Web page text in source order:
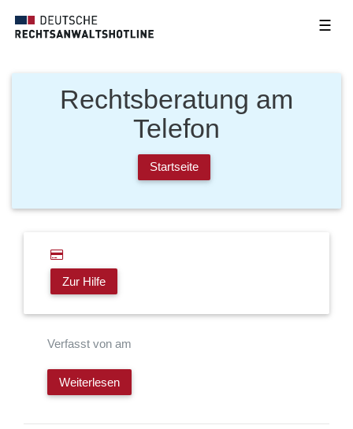
☰
Rechtsberatung am
Telefon
Startseite
Zur Hilfe
Verfasst von am
Weiterlesen